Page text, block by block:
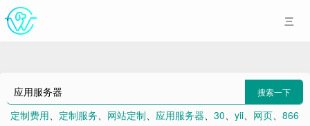
搜索一下
定制费用、 定制服务、 网站定制、 应用服务器、 30、 yii、 网页、 866